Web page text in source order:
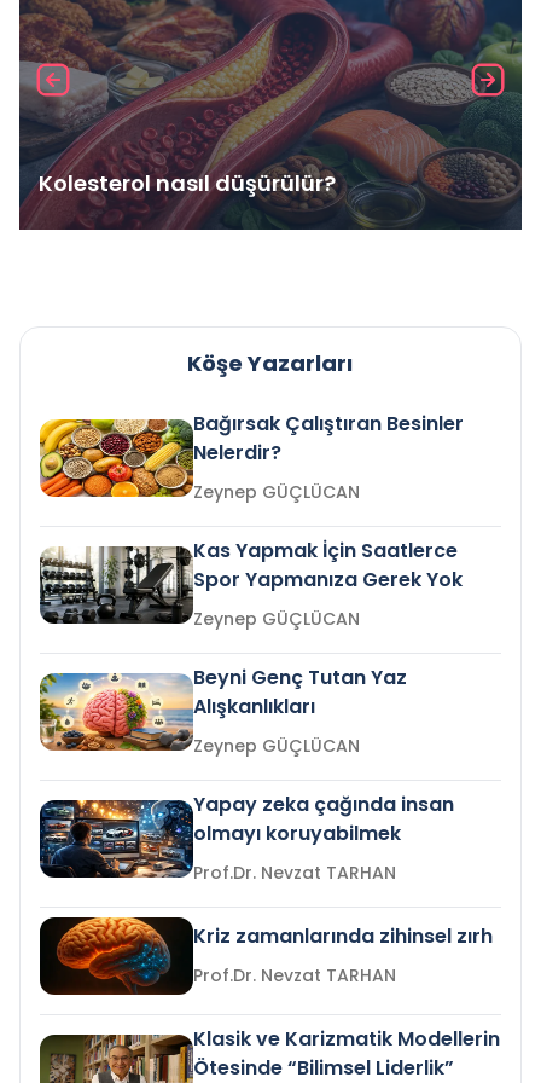
Kolesterol nasıl düşürülür?
Köşe Yazarları
Bağırsak Çalıştıran Besinler
Nelerdir?
Zeynep GÜÇLÜCAN
Kas Yapmak İçin Saatlerce
Spor Yapmanıza Gerek Yok
Zeynep GÜÇLÜCAN
Beyni Genç Tutan Yaz
Alışkanlıkları
Zeynep GÜÇLÜCAN
Yapay zeka çağında insan
olmayı koruyabilmek
Prof.Dr. Nevzat TARHAN
Kriz zamanlarında zihinsel zırh
Prof.Dr. Nevzat TARHAN
Klasik ve Karizmatik Modellerin
Ötesinde “Bilimsel Liderlik”